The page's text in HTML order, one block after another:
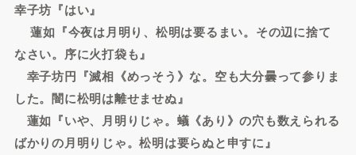
幸子坊『はい』
蓮如『今夜は月明り、松明は要るまい。その辺に捨て
なさい。序に火打袋も』
幸子坊円『滅相《めっそう》な。空も大分曇って参りま
した。闇に松明は離せませぬ』
蓮如『いや、月明りじゃ。蟻《あり》の穴も数えられる
ばかりの月明りじゃ。松明は要らぬと申すに』